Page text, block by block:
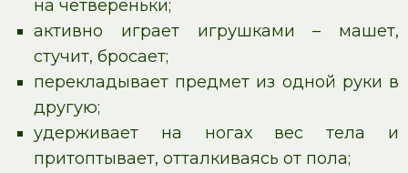
на четвереньки;
активно играет игрушками – машет,
стучит, бросает;
перекладывает предмет из одной руки в
другую;
удерживает на ногах вес тела и
притоптывает, отталкиваясь от пола;